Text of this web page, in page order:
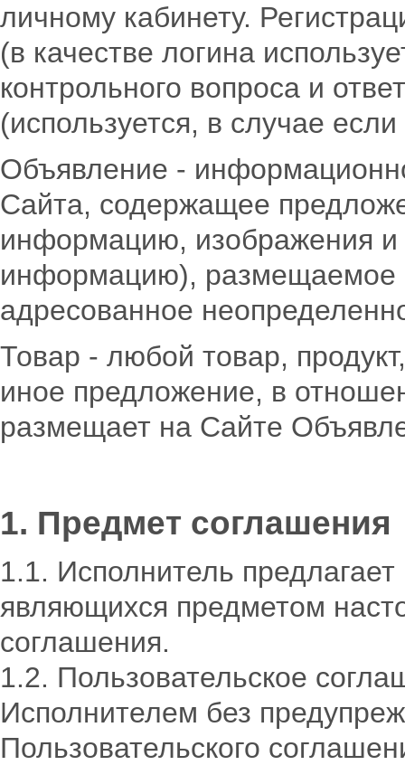
личному кабинету.
(в качестве логина
контрольного вопроса и
(используется, в случае
Объявление -
Сайта, содержащее
информацию, изображения
информацию), размещаемое
адресованное
Товар - любой товар,
иное предложение, в
размещает на Сайте
1. Предмет соглашения
1.1. Исполнитель
являющихся предметом
соглашения.
1.2. Пользовательское
Исполнителем без
Пользовательского